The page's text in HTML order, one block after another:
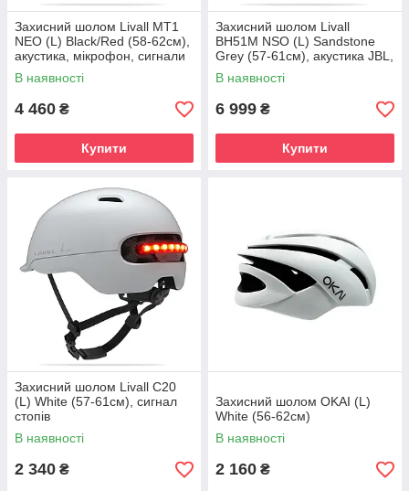
Захисний шолом Livall MT1
NEO (L) Black/Red (58-62см),
акустика, мікрофон, сигнали
поворотів та стопів, додаток,
пульт BR80,
В наявності
4 460 ₴
Купити
Захисний шолом Livall
BH51M NSO (L) Sandstone
Grey (57-61см), акустика JBL,
мікрофон, сигнали поворотів
та стопів, додаток, пульт
В наявності
6 999 ₴
Купити
Захисний шолом Livall C20
(L) White (57-61см), сигнал
стопів
В наявності
2 340 ₴
Захисний шолом OKAI (L)
White (56-62см)
В наявності
2 160 ₴